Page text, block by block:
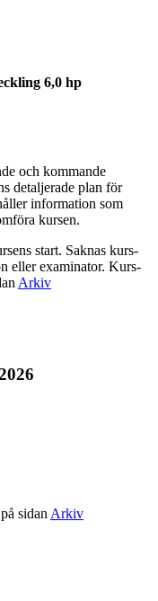
6,0 hp
och kommande
detaljerade plan för
information som
kursen.
start. Saknas kurs-
eller examinator. Kurs-
Arkiv
sidan Arkiv